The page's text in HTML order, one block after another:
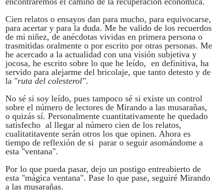
Cien relatos o ensayos dan para mucho, para equivocarse,
para acertar y para la duda. Me he valido de los recuerdos
de mi niñez, de anécdotas vividas en primera persona o
trasmitidas oralmente o por escrito por otras personas. Me
he acercado a la actualidad con una visión subjetiva y
jocosa, he escrito sobre lo que he leído, en definitiva, ha
servido para alejarme del bricolaje, que tanto detesto y de
la "ruta del colesterol".
No sé si soy leído, pues tampoco sé si existe un control
sobre el número de lectores de Mirando a las musarañas,
o quizás sí. Personalmente cuantitativamente he quedado
satisfecho al llegar al número cien de los relatos,
cualitatitavente serán otros los que opinen. Ahora es
tiempo de reflexión de si parar o seguir asomándome a
esta "ventana".
Por lo que pueda pasar, dejo un postigo entreabierto de
esta "mágica ventana". Pase lo que pase, seguiré Mirando
a las musarañas.